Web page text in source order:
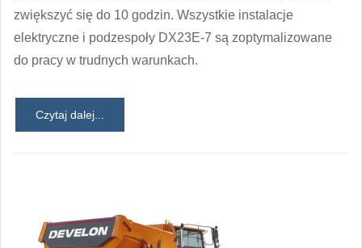
zwiększyć się do 10 godzin. Wszystkie instalacje
elektryczne i podzespoły DX23E-7 są zoptymalizowane
do pracy w trudnych warunkach.
Czytaj dalej...